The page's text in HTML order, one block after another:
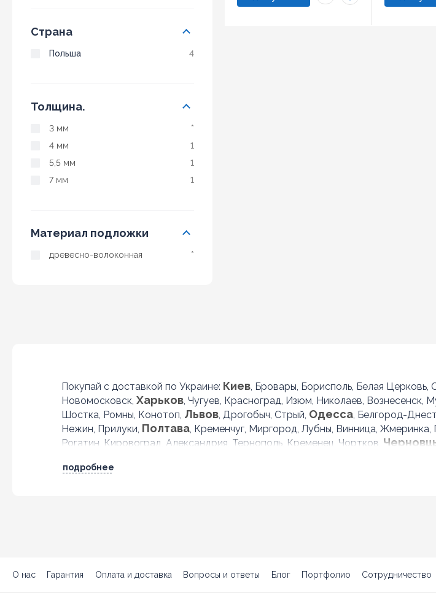
Страна
Польша 4
Толщина.
3 мм
*
4 мм
1
5,5 мм
1
7 мм
1
Материал подложки
древесно-волоконная *
Покупай с доставкой по Украине: Киев, Бровары, Борисполь, Белая Церковь,
Новомосковск, Харьков, Чугуев, Красноград, Изюм, Николаев, Вознесенск,
Шостка, Ромны, Конотоп, Львов, Дрогобыч, Стрый, Одесса, Белгород-
Нежин, Прилуки, Полтава, Кременчуг, Миргород, Лубны, Винница,
Рогатин, Кировоград, Александрия, Тернополь, Кременец, Чортков,
подробнее
О нас Гарантия Оплата и доставка Вопросы и ответы Блог Портфолио Сотрудничество